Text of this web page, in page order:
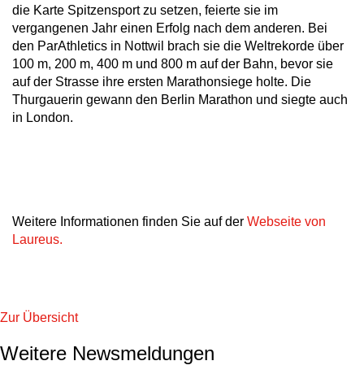
die Karte Spitzensport zu setzen, feierte sie im
vergangenen Jahr einen Erfolg nach dem anderen. Bei
den ParAthletics in Nottwil brach sie die Weltrekorde über
100 m, 200 m, 400 m und 800 m auf der Bahn, bevor sie
auf der Strasse ihre ersten Marathonsiege holte. Die
Thurgauerin gewann den Berlin Marathon und siegte auch
in London.
Weitere Informationen finden Sie auf der Webseite von
Laureus.
Zur Übersicht
Weitere Newsmeldungen